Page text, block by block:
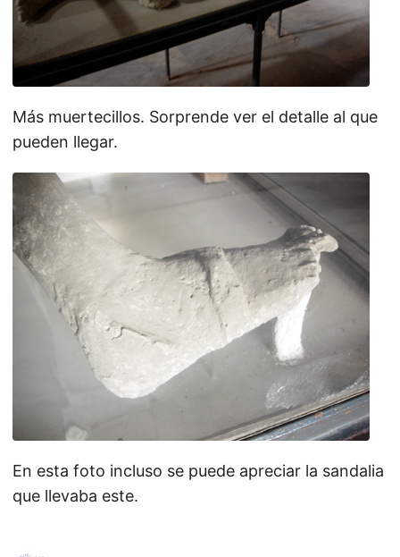
Más muertecillos. Sorprende ver el detalle al que
pueden llegar.
En esta foto incluso se puede apreciar la sandalia
que llevaba este.